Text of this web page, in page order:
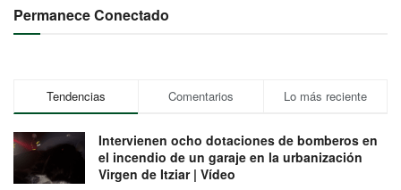
Permanece Conectado
Tendencias Comentarios Lo más reciente
Intervienen ocho dotaciones de bomberos en
el incendio de un garaje en la urbanización
Virgen de Itziar | Vídeo